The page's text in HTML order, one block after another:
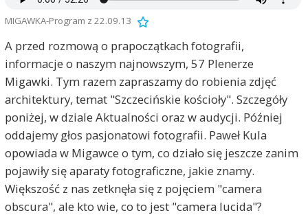
MIGAWKA-Program z 22.09.13
A przed rozmową o prapoczątkach fotografii,
informacje o naszym najnowszym, 57 Plenerze
Migawki. Tym razem zapraszamy do robienia zdjęć
architektury, temat "Szczecińskie kościoły". Szczegóły
poniżej, w dziale Aktualności oraz w audycji. Później
oddajemy głos pasjonatowi fotografii. Paweł Kula
opowiada w Migawce o tym, co działo się jeszcze zanim
pojawiły się aparaty fotograficzne, jakie znamy.
Większość z nas zetknęła się z pojęciem "camera
obscura", ale kto wie, co to jest "camera lucida"?